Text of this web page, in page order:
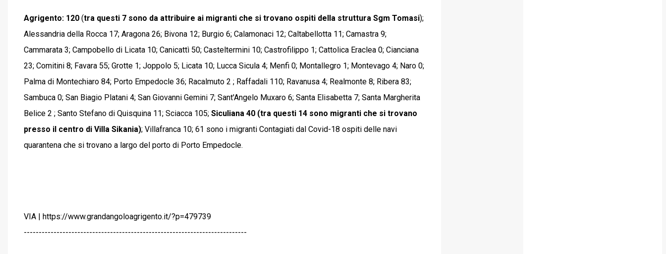
Agrigento: 120 (tra questi 7 sono da attribuire ai migranti che si trovano ospiti della struttura Sgm Tomasi);
Alessandria della Rocca 17; Aragona 26; Bivona 12; Burgio 6; Calamonaci 12; Caltabellotta 11; Camastra 9;
Cammarata 3; Campobello di Licata 10; Canicattì 50; Casteltermini 10; Castrofilippo 1; Cattolica Eraclea 0; Cianciana
23; Comitini 8; Favara 55; Grotte 1; Joppolo 5; Licata 10; Lucca Sicula 4; Menfi 0; Montallegro 1; Montevago 4; Naro 0;
Palma di Montechiaro 84; Porto Empedocle 36; Racalmuto 2 ; Raffadali 110; Ravanusa 4; Realmonte 8; Ribera 83;
Sambuca 0; San Biagio Platani 4; San Giovanni Gemini 7; Sant'Angelo Muxaro 6; Santa Elisabetta 7; Santa Margherita
Belice 2 ; Santo Stefano di Quisquina 11; Sciacca 105; Siculiana 40 (tra questi 14 sono migranti che si trovano
presso il centro di Villa Sikania); Villafranca 10; 61 sono i migranti Contagiati dal Covid-18 ospiti delle navi
quarantena che si trovano a largo del porto di Porto Empedocle.
VIA | https://www.grandangoloagrigento.it/?p=479739
---------------------------------------------------------------------------